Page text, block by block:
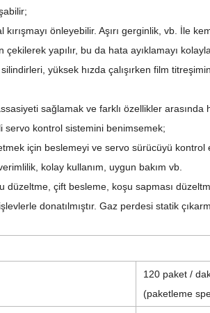
önleyebilir. Aşırı gerginlik, vb. İle
yapılır, bu da hata ayıklamayı
yüksek hızda çalışırken film
sağlamak ve farklı özellikler
servo kontrol sistemini benimsemek;
için beslemeyi ve servo sürücüyü
kolay kullanım, uygun bakım vb.
çift besleme, koşu sapması
donatılmıştır. Gaz perdesi statik
120 paket /
(paketleme